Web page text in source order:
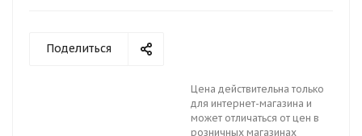
Поделиться
Цена действительна только
для интернет-магазина и
может отличаться от цен в
розничных магазинах